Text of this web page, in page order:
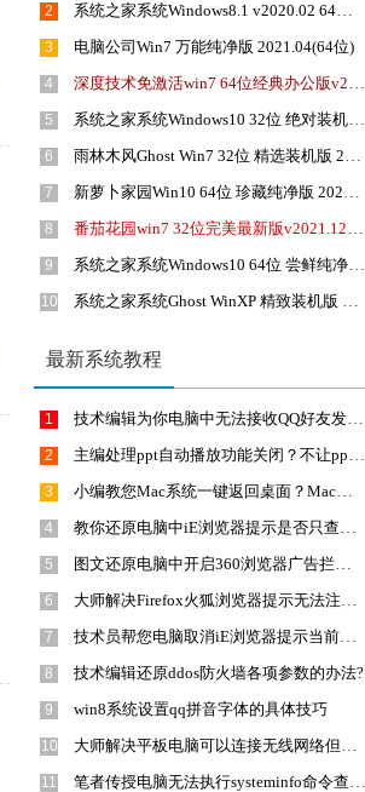
2 系统之家系统Windows8.1 v2020.02 64位 增强装机版
3 电脑公司Win7 万能纯净版 2021.04(64位)
4 深度技术免激活win7 64位经典办公版v2021.11
5 系统之家系统Windows10 32位 绝对装机版 2019.12
6 雨林木风Ghost Win7 32位 精选装机版 2021.04
7 新萝卜家园Win10 64位 珍藏纯净版 2021.04
8 番茄花园win7 32位完美最新版v2021.12免激活
9 系统之家系统Windows10 64位 尝鲜纯净版 2019.12
10 系统之家系统Ghost WinXP 精致装机版 v2020.03
最新系统教程
1 技术编辑为你电脑中无法接收QQ好友发送文件的方案?
2 主编处理ppt自动播放功能关闭？不让ppt自动播放的方案?
3 小编教您Mac系统一键返回桌面？Mac系统一键返回桌面的方法?
4 教你还原电脑中iE浏览器提示是否只查看安全内容或出现页面显示不全的
5 图文还原电脑中开启360浏览器广告拦截功能的方法?
6 大师解决Firefox火狐浏览器提示无法注册adobeflashplayer的办法?
7 技术员帮您电脑取消iE浏览器提示当前网页正在试图打开您受信任站点列
8 技术编辑还原ddos防火墙各项参数的办法?
9 win8系统设置qq拼音字体的具体技巧
10 大师解决平板电脑可以连接无线网络但上不了网的技巧?
11 笔者传授电脑无法执行systeminfo命令查看系统配置信息的办法?